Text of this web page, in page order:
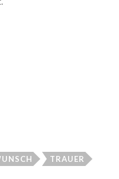
TRAUER